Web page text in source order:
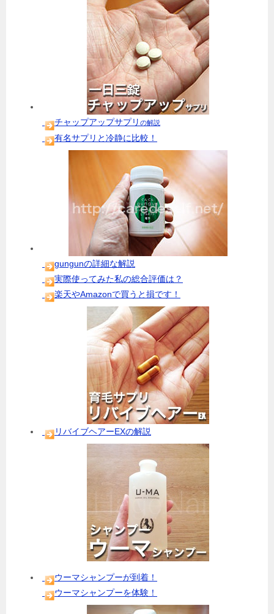
チャップアップサプリ の解説
有名サプリと冷静に比較！
gungunの詳細な解説
実際使ってみた私の総合評価は？
楽天やAmazonで買うと損です！
リバイブヘアーEXの解説
ウーマシャンプーが到着！
ウーマシャンプーを体験！